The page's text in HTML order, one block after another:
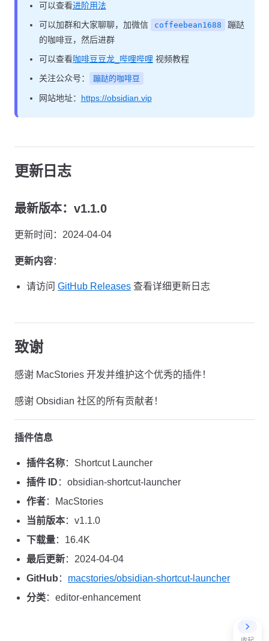
可以查看进阶用法
可以加群和大家聊聊，加微信
coffeebean1688
蹦跶
的咖啡豆，然后进群
可以查看咖啡豆豆龙_哔哩哔哩 视频教程
关注公众号：
蹦跶的咖啡豆
网站地址： https://obsidian.vip
更新日志
最新版本：v1.1.0
更新时间：2024-04-04
更新内容：
请访问 GitHub Releases 查看详细更新日志
致谢
感谢 MacStories 开发并维护这个优秀的插件！
感谢 Obsidian 社区的所有贡献者！
插件信息
插件名称：Shortcut Launcher
插件 ID ：obsidian-shortcut-launcher
作者：MacStories
当前版本：v1.1.0
下载量：16.4K
最后更新：2024-04-04
GitHub ： macstories/obsidian-shortcut-launcher
分类：editor-enhancement